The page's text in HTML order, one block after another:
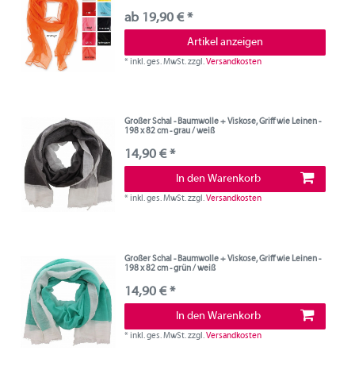
ab 19,90 € *
Artikel anzeigen
*inkl. ges. MwSt.zzgl.Versandkosten
Großer Schal - Baumwolle + Viskose, Griff wie Leinen -
198 x 82 cm - grau / weiß
14,90 € *
In den Warenkorb
*inkl. ges. MwSt.zzgl.Versandkosten
Großer Schal - Baumwolle + Viskose, Griff wie Leinen -
198 x 82 cm - grün / weiß
14,90 € *
In den Warenkorb
*inkl. ges. MwSt.zzgl.Versandkosten